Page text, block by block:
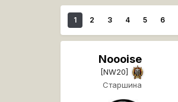
1 2 3 4 5 6
Noooise
[NW20]
Старшина